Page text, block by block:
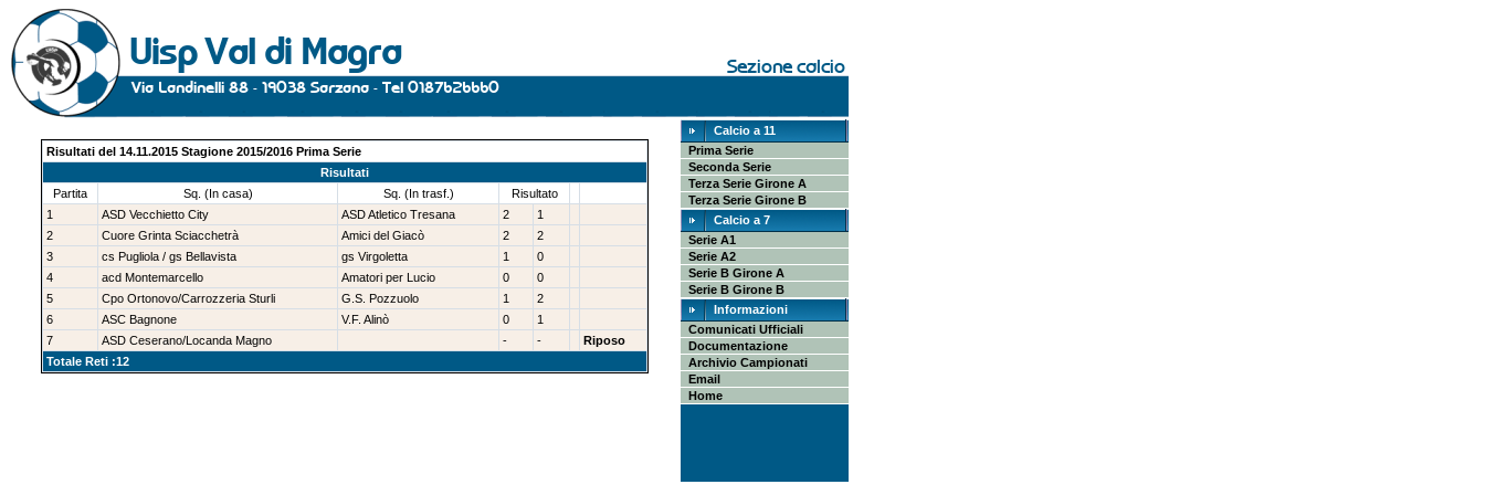
Risultati del 14.11.2015 Stagione 2015/2016 Prima Serie
Risultati
Partita
Sq. (In casa) Sq. (In trasf.)
Risultato
1
ASD Vecchietto City ASD Atletico Tresana 2
1
2
Cuore Grinta Sciacchetrà Amici del Giacò 2
2
3
cs Pugliola / gs Bellavista gs Virgoletta 1
0
4
acd Montemarcello Amatori per Lucio 0
0
5
Cpo Ortonovo/Carrozzeria Sturli G.S. Pozzuolo 1
2
6
ASC Bagnone V.F. Alinò 0
1
7
ASD Ceserano/Locanda Magno - -
Riposo
Totale Reti :12
Calcio a 11
Prima Serie
Seconda Serie
Terza Serie Girone A
Terza Serie Girone B
Calcio a 7
Serie A1
Serie A2
Serie B Girone A
Serie B Girone B
Informazioni
Comunicati Ufficiali
Documentazione
Archivio Campionati
Email
Home